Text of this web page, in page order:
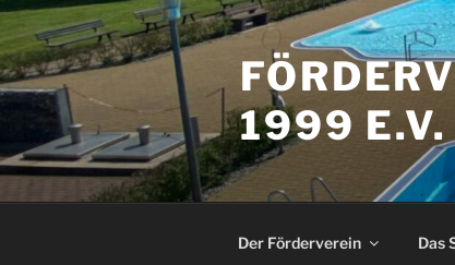
Zum
Inhalt
springen
1999 E.V.
Der Förderverein Das